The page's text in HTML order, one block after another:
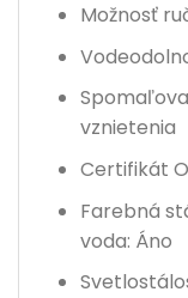
Možnosť
vznietenia
Certifikát
Farebná
voda: Áno